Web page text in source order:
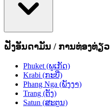
ຝັ່ງອັນດາມັນ / ການທ່ອງທ່ຽວ
Phuket (ພູເກັດ)
Krabi (ກະບີ່)
Phang Nga (ພັງງາ)
Trang (ຕັງ)
Satun (ສະຕູນ)